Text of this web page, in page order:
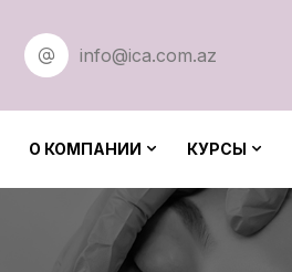
info@ica.com.az
О КОМПАНИИ КУРСЫ